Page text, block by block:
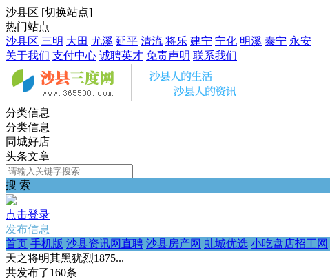
沙县区 [切换站点]
热门站点
沙县区 三明 大田 尤溪 延平 清流 将乐 建宁 宁化 明溪 泰宁 永安
关于我们 支付中心 诚聘英才 免责声明 联系我们
分类信息
分类信息
同城好店
头条文章
搜 索
点击登录
发布信息
首页 手机版 沙县资讯网直聘 沙县房产网 虬城优选 小吃盘店招工网
天之将明其黑犹烈1875...
共发布了160条